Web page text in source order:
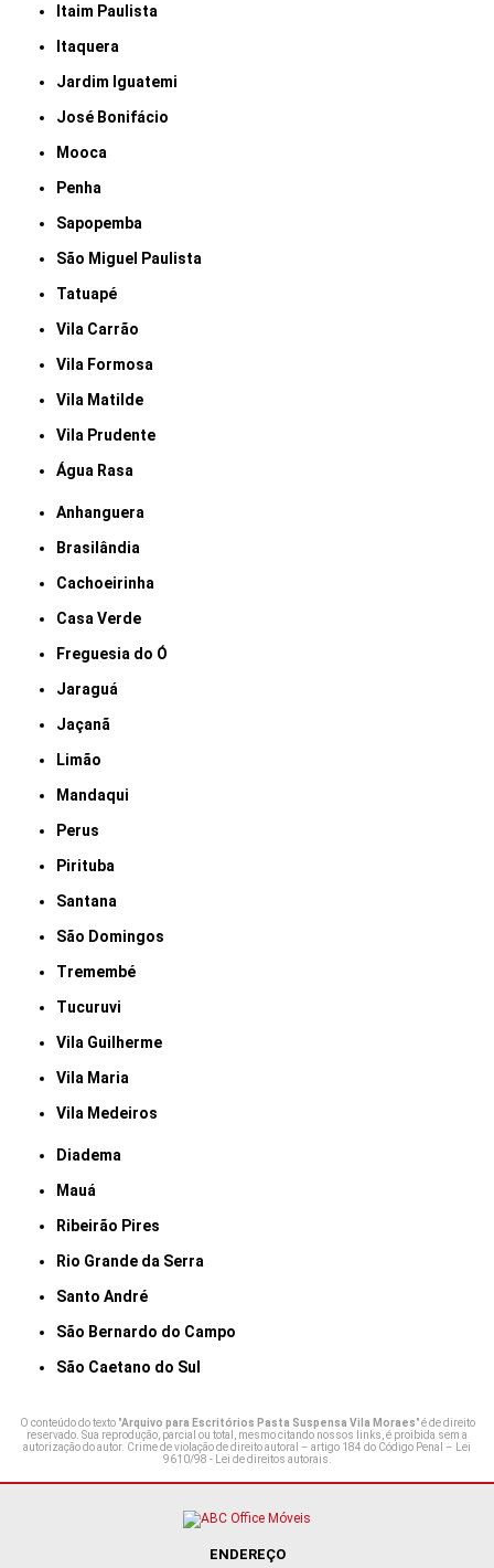
Itaim Paulista
Itaquera
Jardim Iguatemi
José Bonifácio
Mooca
Penha
Sapopemba
São Miguel Paulista
Tatuapé
Vila Carrão
Vila Formosa
Vila Matilde
Vila Prudente
Água Rasa
Anhanguera
Brasilândia
Cachoeirinha
Casa Verde
Freguesia do Ó
Jaraguá
Jaçanã
Limão
Mandaqui
Perus
Pirituba
Santana
São Domingos
Tremembé
Tucuruvi
Vila Guilherme
Vila Maria
Vila Medeiros
Diadema
Mauá
Ribeirão Pires
Rio Grande da Serra
Santo André
São Bernardo do Campo
São Caetano do Sul
O conteúdo do texto "Arquivo para Escritórios Pasta Suspensa Vila Moraes" é de direito
reservado. Sua reprodução, parcial ou total, mesmo citando nossos links, é proibida sem a
autorização do autor. Crime de violação de direito autoral – artigo 184 do Código Penal – Lei
9610/98 - Lei de direitos autorais.
ENDEREÇO